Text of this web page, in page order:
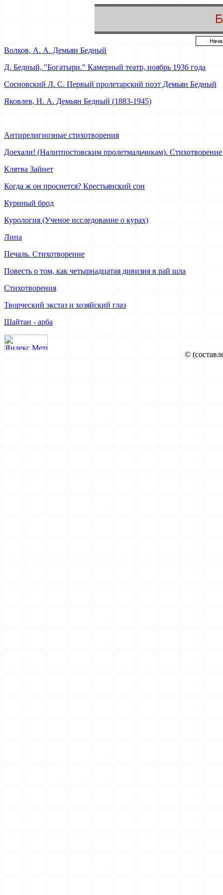
Волков, А. А. Демьян Бедный
Д. Бедный, "Богатыри." Камерный театр, ноябрь 1936 года
Сосновский Л. С. Первый пролетарский поэт Демьян Бедный
Яковлев, Н. А. Демьян Бедный (1883-1945)
Антирелигиозные стихотворения
Доехали! (Налитпостовским пролетмальчикам). Стихотворение
Клятва Зайнет
Когда ж он проснется? Крестьянский сон
Куриный брод
Курология (Ученое исследование о курах)
Липа
Печаль. Стихотворение
Повесть о том, как четырнадцатая дивизия в рай шла
Стихотворения
Творческий экстаз и хозяйский глаз
Шайтан - арба
©